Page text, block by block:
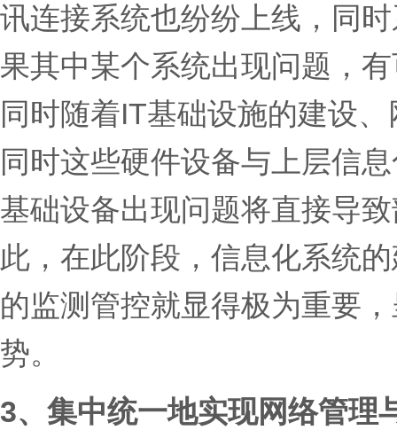
讯连接系统也纷纷上线，同
果其中某个系统出现问题，
同时随着IT基础设施的建设
同时这些硬件设备与上层信
基础设备出现问题将直接导
此，在此阶段，信息化系统
的监测管控就显得极为重要
势。
3、集中统一地实现网络管理